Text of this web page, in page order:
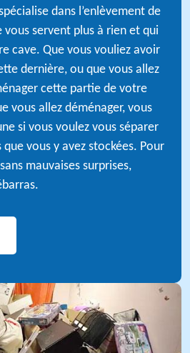
dans l’enlèvement de
servent plus à rien et qui
cave. Que vous vouliez avoir
dernière, ou que vous allez
cette partie de votre
vous allez déménager, vous
si vous voulez vous séparer
vous y avez stockées. Pour
mauvaises surprises,